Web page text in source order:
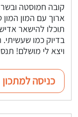
קובה חמוסטה
ארוך עם המון
תוכלו להישאר
בדיוק כמו
ויצא לי מושלם!
כניסה למתכון